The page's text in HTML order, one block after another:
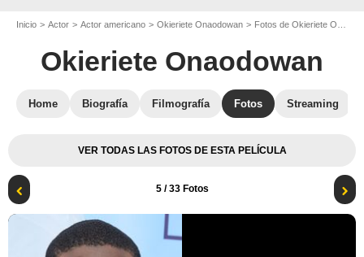
Inicio Actor Actor americano Okieriete Onaodowan Fotos de Okieriete Onaodowan
Okieriete Onaodowan
Home Biografía Filmografía Fotos Streaming
VER TODAS LAS FOTOS DE ESTA PELÍCULA
5/ 33 Fotos